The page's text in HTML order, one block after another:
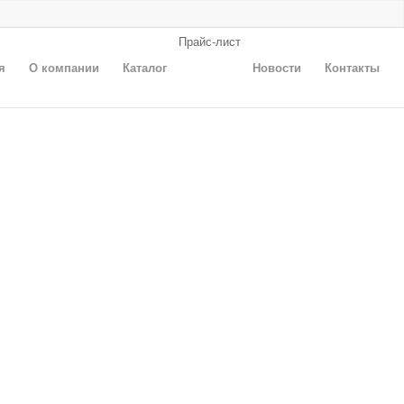
О компании Каталог
Прайс-лист
Новости
Контакты